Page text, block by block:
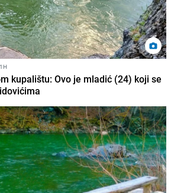
kupalištu: Ovo je mladić (24) koji se